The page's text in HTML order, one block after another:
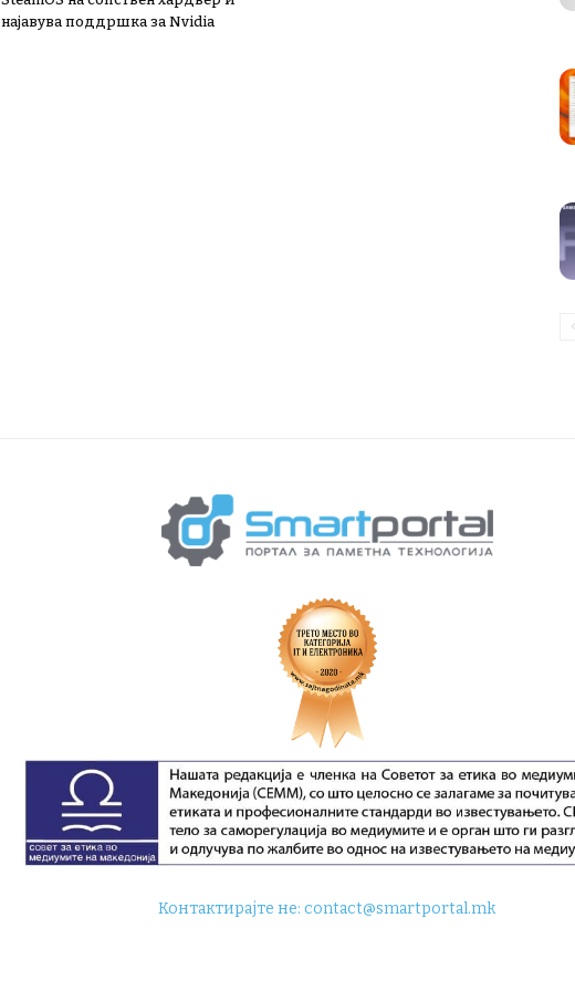
најавува поддршка за Nvidia
Контактирајте не:contact@smartportal.mk